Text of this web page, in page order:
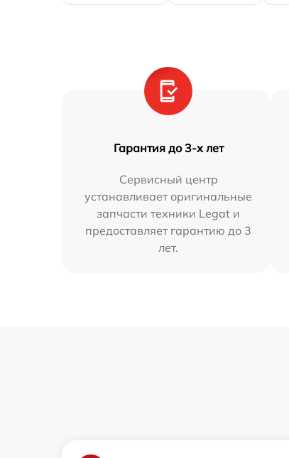
Гарантия до 3-х лет
Сервисный центр
устанавливает оригинальные
запчасти техники Legat и
предоставляет гарантию до 3
лет.